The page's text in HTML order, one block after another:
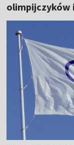
olimpijczyków